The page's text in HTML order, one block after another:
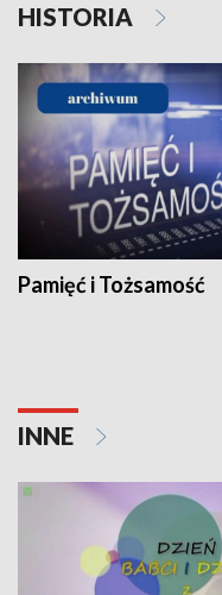
HISTORIA
Pamięć i Tożsamość
INNE